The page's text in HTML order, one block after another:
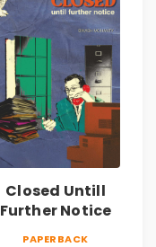
Closed Untill
Further Notice
PAPERBACK